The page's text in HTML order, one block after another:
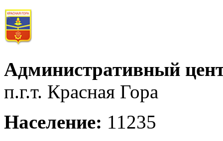
Административный
п.г.т. Красная Гора
Население: 11235